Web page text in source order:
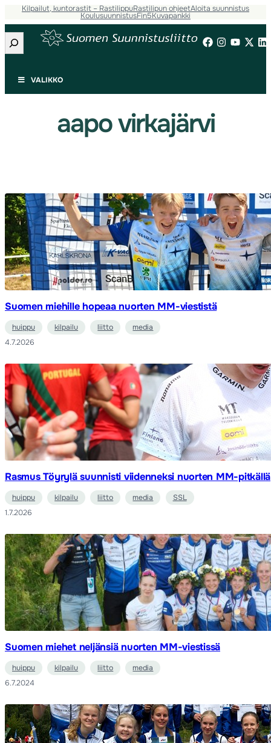
Siirry
sisältöön
Kilpailut, kuntorastit – RastilippuRastilipun ohjeetAloita suunnistus
KoulusuunnistusFin5Kuvapankki
Etsi
VALIKKO
aapo virkajärvi
Suomen miehille hopeaa nuorten MM-viestistä
huippu kilpailu liitto
media
4.7.2026
Rasmus Töyrylä suunnisti viidenneksi nuorten MM-pitkällä
huippu kilpailu liitto media
SSL
1.7.2026
Suomen miehet neljänsiä nuorten MM-viestissä
huippu kilpailu liitto
media
6.7.2024